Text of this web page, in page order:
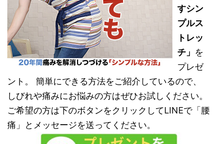
すシン
プルス
トレッ
チ」 を
プレゼ
ント。 簡単にできる方法をご紹介しているので、
しびれや痛みにお悩みの方はぜひお試しください。
ご希望の方は下のボタンをクリックしてLINEで「腰
痛」とメッセージを送ってください。